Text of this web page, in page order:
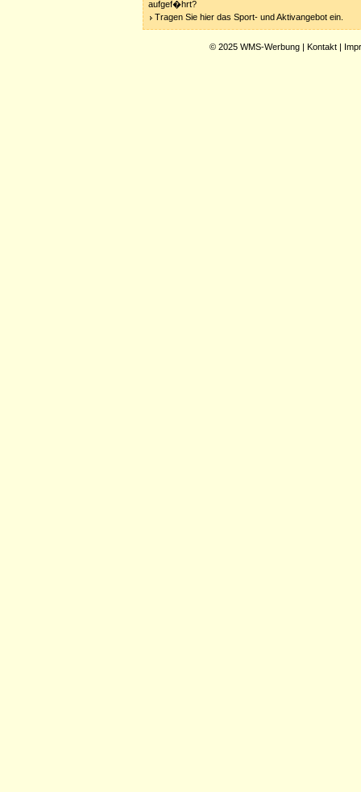
aufgef�hrt?
Tragen Sie hier das Sport- und Aktivangebot ein.
© 2025 WMS-Werbung | Kontakt |